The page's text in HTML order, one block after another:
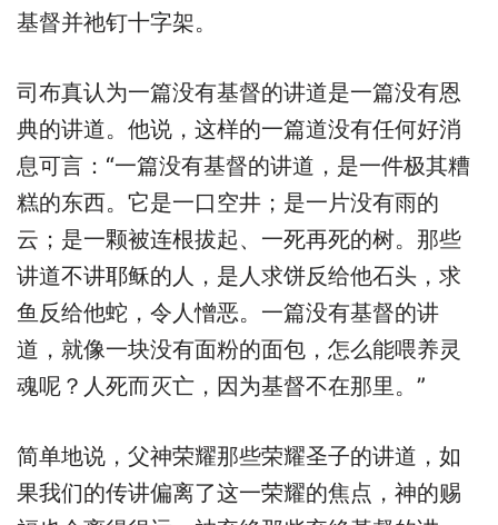
基督并祂钉十字架。
司布真认为一篇没有基督的讲道是一篇没有恩
典的讲道。他说，这样的一篇道没有任何好消
息可言：“一篇没有基督的讲道，是一件极其糟
糕的东西。它是一口空井；是一片没有雨的
云；是一颗被连根拔起、一死再死的树。那些
讲道不讲耶稣的人，是人求饼反给他石头，求
鱼反给他蛇，令人憎恶。一篇没有基督的讲
道，就像一块没有面粉的面包，怎么能喂养灵
魂呢？人死而灭亡，因为基督不在那里。”
简单地说，父神荣耀那些荣耀圣子的讲道，如
果我们的传讲偏离了这一荣耀的焦点，神的赐